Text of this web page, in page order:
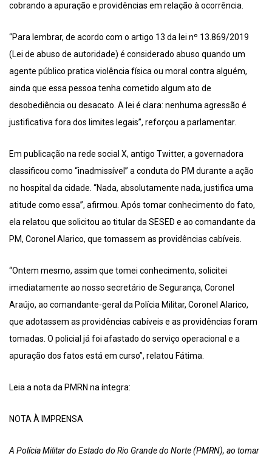
cobrando a apuração e providências em relação à ocorrência.
“Para lembrar, de acordo com o artigo 13 da lei nº 13.869/2019
(Lei de abuso de autoridade) é considerado abuso quando um
agente público pratica violência física ou moral contra alguém,
ainda que essa pessoa tenha cometido algum ato de
desobediência ou desacato. A lei é clara: nenhuma agressão é
justificativa fora dos limites legais”, reforçou a parlamentar.
Em publicação na rede social X, antigo Twitter, a governadora
classificou como “inadmissível” a conduta do PM durante a ação
no hospital da cidade. “Nada, absolutamente nada, justifica uma
atitude como essa”, afirmou. Após tomar conhecimento do fato,
ela relatou que solicitou ao titular da SESED e ao comandante da
PM, Coronel Alarico, que tomassem as providências cabíveis.
“Ontem mesmo, assim que tomei conhecimento, solicitei
imediatamente ao nosso secretário de Segurança, Coronel
Araújo, ao comandante-geral da Polícia Militar, Coronel Alarico,
que adotassem as providências cabíveis e as providências foram
tomadas. O policial já foi afastado do serviço operacional e a
apuração dos fatos está em curso”, relatou Fátima.
Leia a nota da PMRN na íntegra:
NOTA À IMPRENSA
A Polícia Militar do Estado do Rio Grande do Norte (PMRN), ao tomar